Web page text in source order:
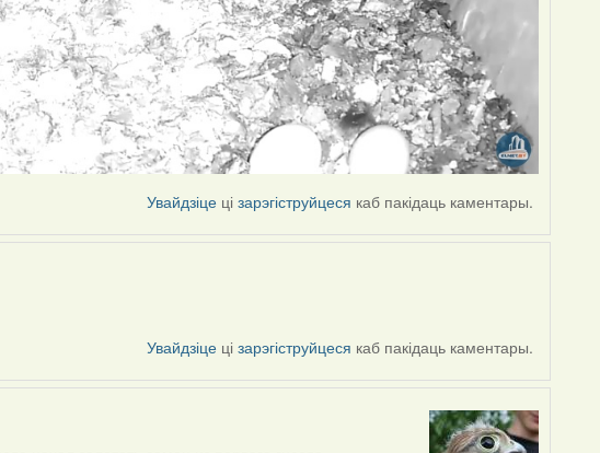
Увайдзіце цізарэгіструйцеся каб пакідаць каментары.
Увайдзіце цізарэгіструйцеся каб пакідаць каментары.